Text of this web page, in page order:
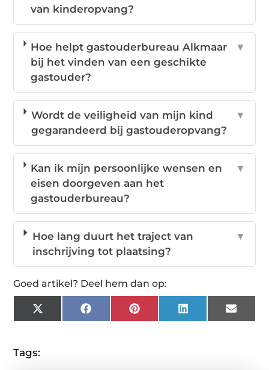
van kinderopvang?
Hoe helpt gastouderbureau Alkmaar
bij het vinden van een geschikte
gastouder?
▼
Wordt de veiligheid van mijn kind
gegarandeerd bij gastouderopvang?
▼
Kan ik mijn persoonlijke wensen en
eisen doorgeven aan het
gastouderbureau?
▼
Hoe lang duurt het traject van
inschrijving tot plaatsing?
▼
Goed artikel? Deel hem dan op:
X
(Twitter)
FacebookPinterestLinkedInEmail
Tags: